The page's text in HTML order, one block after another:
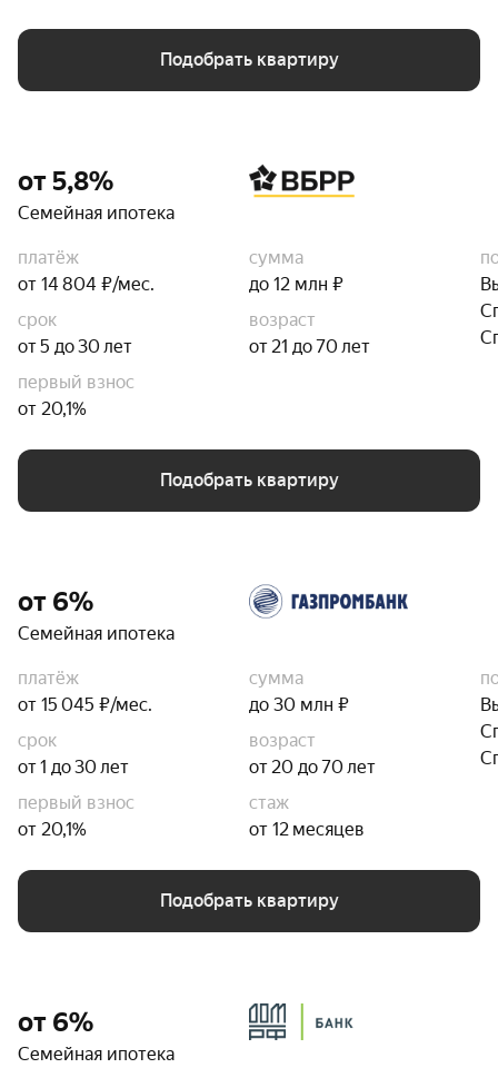
Подобрать квартиру
от 5,8%
Семейная ипотека
платёж
от 14 804 ₽/мес.
сумма
до 12 млн ₽
срок
от 5 до 30 лет
возраст
от 21 до 70 лет
первый взнос
от 20,1%
Подобрать квартиру
от 6%
Семейная ипотека
платёж
от 15 045 ₽/мес.
сумма
до 30 млн ₽
срок
от 1 до 30 лет
возраст
от 20 до 70 лет
первый взнос
от 20,1%
стаж
от 12 месяцев
Подобрать квартиру
от 6%
Семейная ипотека